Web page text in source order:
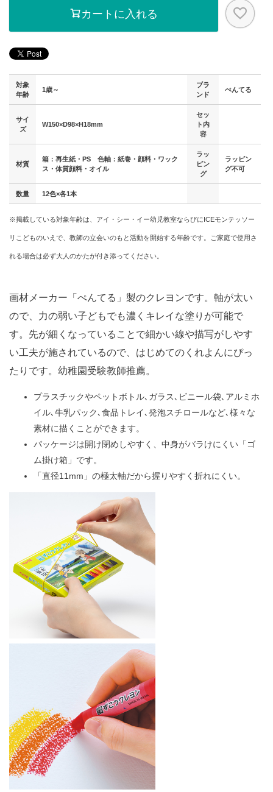
カートに入れる
対象
年齢
1歳～
ブラ
ンド
ぺんてる
サイ
ズ
W150×D98×H18mm
セッ
ト内
容
材質
箱：再生紙・PS 色軸：紙巻・顔料・ワック
ス・体質顔料・オイル
ラッ
ピン
グ
ラッピン
グ不可
数量 12色×各1本
※掲載している対象年齢は、アイ・シー・イー幼児教室ならびにICEモンテッソー
リこどものいえで、教師の立会いのもと活動を開始する年齢です。ご家庭で使用さ
れる場合は必ず大人のかたが付き添ってください。
画材メーカー「ぺんてる」製のクレヨンです。軸が太い
ので、力の弱い子どもでも濃くキレイな塗りが可能で
す。先が細くなっていることで細かい線や描写がしやす
い工夫が施されているので、はじめてのくれよんにぴっ
たりです。幼稚園受験教師推薦。
プラスチックやペットボトル､ガラス､ビニール袋､アルミホ
イル､牛乳パック､食品トレイ､発泡スチロールなど､様々な
素材に描くことができます。
パッケージは開け閉めしやすく、中身がバラけにくい「ゴ
ム掛け箱」です。
「直径11mm」の極太軸だから握りやすく折れにくい。